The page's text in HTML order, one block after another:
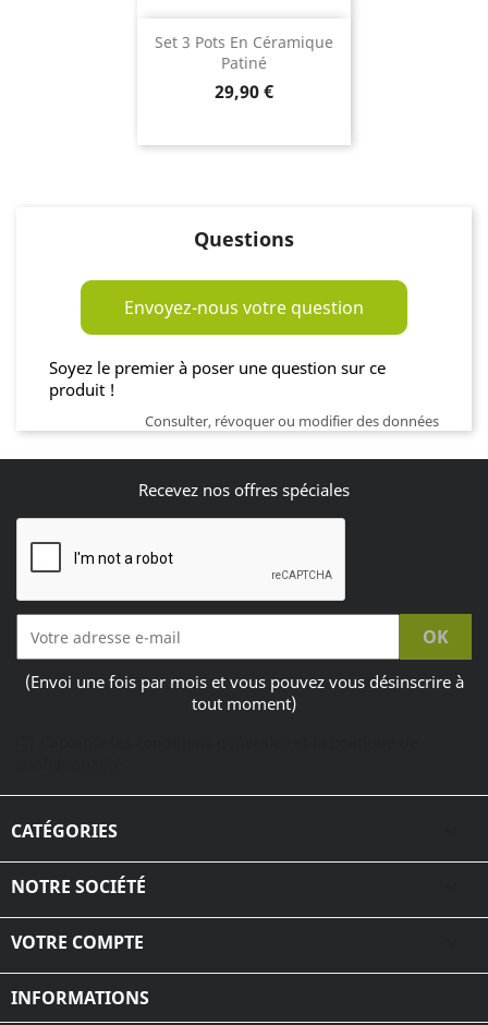
Set 3 Pots En Céramique
Patiné
Prix
29,90 €
Questions
Envoyez-nous votre question
Soyez le premier à poser une question sur ce
produit !
Consulter, révoquer ou modifier des données
Recevez nos offres spéciales
(Envoi une fois par mois et vous pouvez vous désinscrire à
tout moment)
CATÉGORIES
NOTRE SOCIÉTÉ
VOTRE COMPTE
INFORMATIONS